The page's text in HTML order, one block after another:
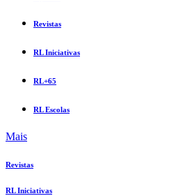
Revistas
RL Iniciativas
RL+65
RL Escolas
Mais
Revistas
RL Iniciativas